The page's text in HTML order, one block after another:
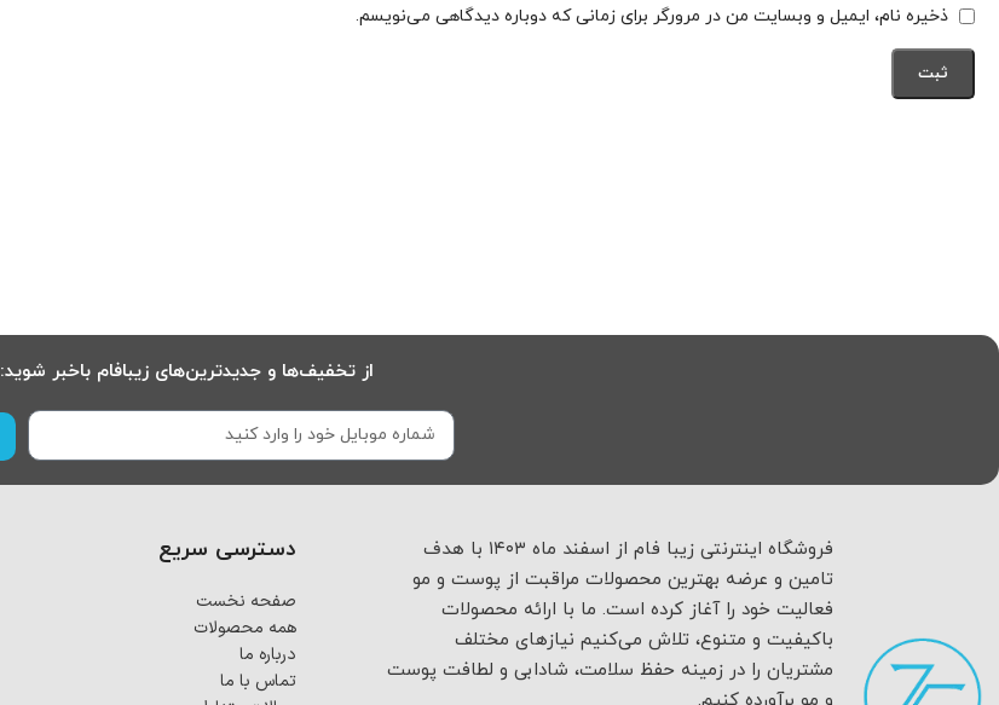
ذخیره نام، ایمیل و وبسایت من در مرورگر برای زمانی که دوباره دیدگاهی می‌نویسم.
از تخفیف‌ها و جدیدترین‌های زیبافام باخبر شوید:
فروشگاه اینترنتی زیبا فام از اسفند ماه ۱۴۰۳ با هدف
تامین و عرضه بهترین محصولات مراقبت از پوست و مو
فعالیت خود را آغاز کرده است. ما با ارائه محصولات
باکیفیت و متنوع، تلاش می‌کنیم نیازهای مختلف
مشتریان را در زمینه حفظ سلامت، شادابی و لطافت پوست
دسترسی سریع
صفحه نخست
همه محصولات
درباره ما
تماس با ما